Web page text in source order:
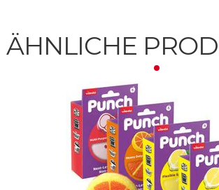
ÄHNLICHE